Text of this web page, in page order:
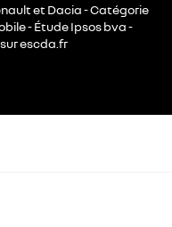
et Dacia - Catégorie
- Étude Ipsos bva -
sur escda.fr